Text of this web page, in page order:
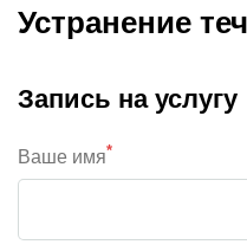
Устранение
Запись на услугу
Ваше имя*